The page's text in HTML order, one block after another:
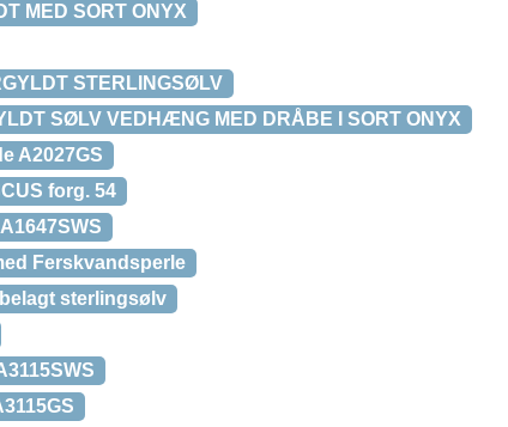
MED SORT ONYX
STERLINGSØLV
SØLV VEDHÆNG MED DRÅBE I SORT ONYX
A2027GS
forg. 54
Ferskvandsperle
sterlingsølv